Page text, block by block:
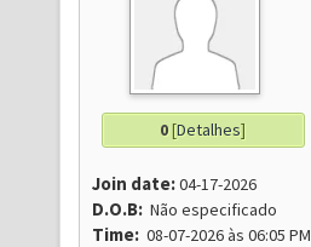
0[Detalhes]
Join date:04-17-2026
D.O.B: Não especificado
Time: 08-07-2026 às 06:05 PM